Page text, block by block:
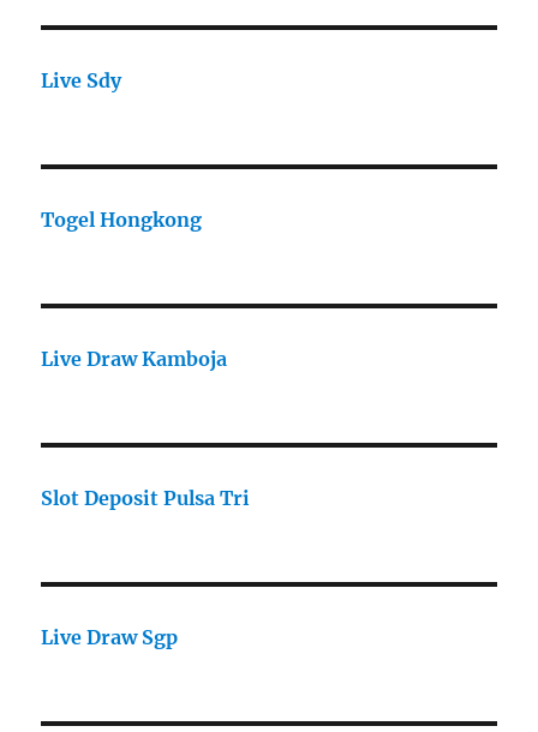
Live Sdy
Togel Hongkong
Live Draw Kamboja
Slot Deposit Pulsa Tri
Live Draw Sgp